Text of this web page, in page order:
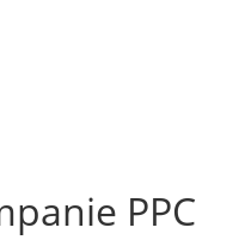
PPC